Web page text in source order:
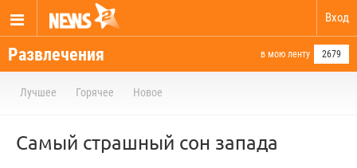
Вход
Развлечения в мою ленту 2679
Лучшее Горячее Новое
Самый страшный сон запада